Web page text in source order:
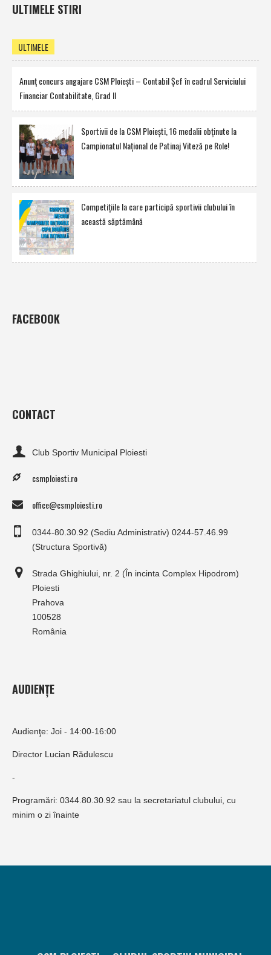
ULTIMELE STIRI
ULTIMELE
Anunţ concurs angajare CSM Ploieşti – Contabil Şef în cadrul Serviciului
Financiar Contabilitate, Grad II
Sportivii de la CSM Ploieşti, 16 medalii obţinute la
Campionatul Naţional de Patinaj Viteză pe Role!
Competiţiile la care participă sportivii clubului în
această săptămână
FACEBOOK
CONTACT
Club Sportiv Municipal Ploiesti
csmploiesti.ro
office@csmploiesti.ro
0344-80.30.92 (Sediu Administrativ) 0244-57.46.99
(Structura Sportivă)
Strada Ghighiului, nr. 2 (În incinta Complex Hipodrom)
Ploiesti
Prahova
100528
România
AUDIENȚE
Audienţe: Joi - 14:00-16:00
Director Lucian Rădulescu
-
Programări: 0344.80.30.92 sau la secretariatul clubului, cu
minim o zi înainte